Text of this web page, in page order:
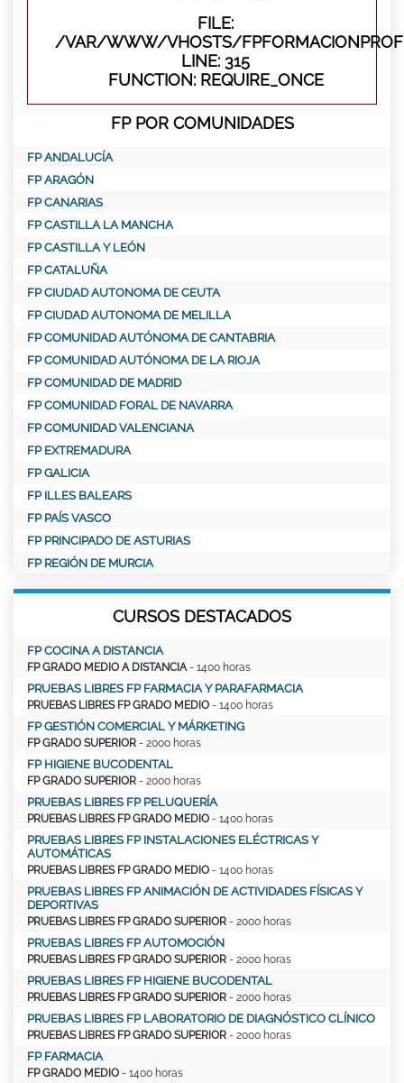
FILE:
/VAR/WWW/VHOSTS/
LINE: 315
FUNCTION: REQUIRE_ONCE
FP POR COMUNIDADES
FP ANDALUCÍA
FP ARAGÓN
FP CANARIAS
FP CASTILLA LA MANCHA
FP CASTILLA Y LEÓN
FP CATALUÑA
FP CIUDAD AUTONOMA DE CEUTA
FP CIUDAD AUTONOMA DE MELILLA
FP COMUNIDAD AUTÓNOMA DE CANTABRIA
FP COMUNIDAD AUTÓNOMA DE LA RIOJA
FP COMUNIDAD DE MADRID
FP COMUNIDAD FORAL DE NAVARRA
FP COMUNIDAD VALENCIANA
FP EXTREMADURA
FP GALICIA
FP ILLES BALEARS
FP PAÍS VASCO
FP PRINCIPADO DE ASTURIAS
FP REGIÓN DE MURCIA
CURSOS DESTACADOS
FP COCINA A DISTANCIA
FP GRADO MEDIO A DISTANCIA - 1400 horas
PRUEBAS LIBRES FP FARMACIA Y PARAFARMACIA
PRUEBAS LIBRES FP GRADO MEDIO - 1400 horas
FP GESTIÓN COMERCIAL Y MÁRKETING
FP GRADO SUPERIOR - 2000 horas
FP HIGIENE BUCODENTAL
FP GRADO SUPERIOR - 2000 horas
PRUEBAS LIBRES FP PELUQUERÍA
PRUEBAS LIBRES FP GRADO MEDIO - 1400 horas
PRUEBAS LIBRES FP INSTALACIONES ELÉCTRICAS Y
AUTOMÁTICAS
PRUEBAS LIBRES FP GRADO MEDIO - 1400 horas
PRUEBAS LIBRES FP ANIMACIÓN DE ACTIVIDADES FÍSICAS Y
DEPORTIVAS
PRUEBAS LIBRES FP GRADO SUPERIOR - 2000 horas
PRUEBAS LIBRES FP AUTOMOCIÓN
PRUEBAS LIBRES FP GRADO SUPERIOR - 2000 horas
PRUEBAS LIBRES FP HIGIENE BUCODENTAL
PRUEBAS LIBRES FP GRADO SUPERIOR - 2000 horas
PRUEBAS LIBRES FP LABORATORIO DE DIAGNÓSTICO CLÍNICO
PRUEBAS LIBRES FP GRADO SUPERIOR - 2000 horas
FP FARMACIA
FP GRADO MEDIO - 1400 horas